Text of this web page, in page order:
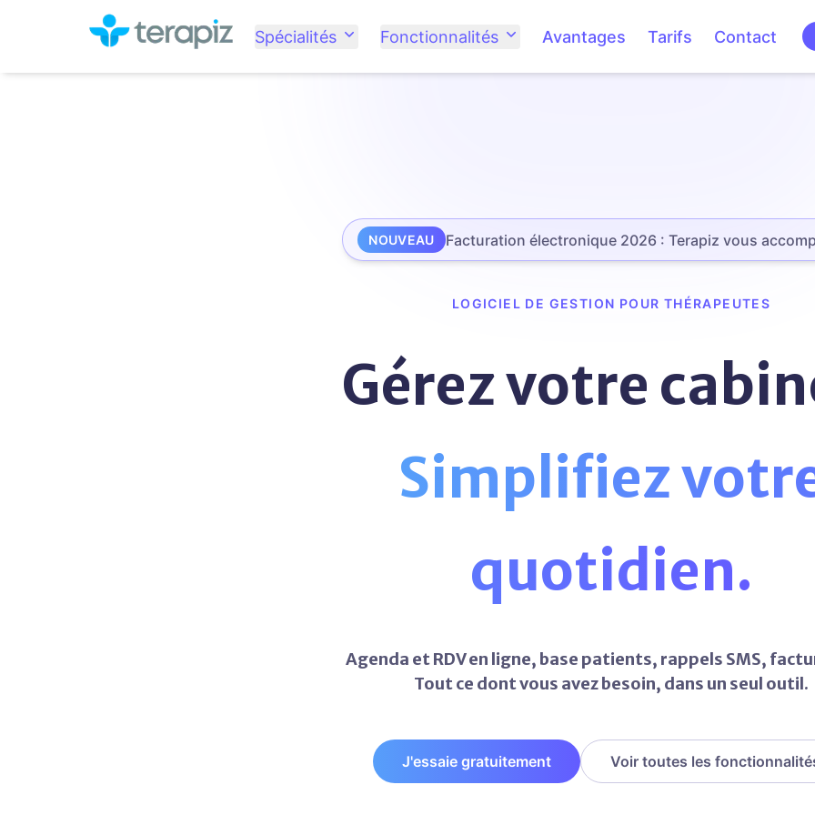
Spécialités Fonctionnalités Avantages Tarifs Contact
NOUVEAU Facturation électronique 2026 : Terapiz vous
LOGICIEL DE GESTION POUR THÉRAPEUTES
Gérez votre
Simplifiez
quotidien.
Agenda et RDV en ligne, base patients, rappels SMS,
Tout ce dont vous avez besoin, dans un seul outil.
J'essaie gratuitement Voir toutes les